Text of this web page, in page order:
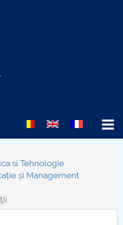
al Proiectelor
si Tehnologie
și Management